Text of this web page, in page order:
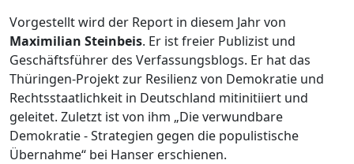
Vorgestellt wird der Report in diesem Jahr von
Maximilian Steinbeis. Er ist freier Publizist und
Geschäftsführer des Verfassungsblogs. Er hat das
Thüringen-Projekt zur Resilienz von Demokratie und
Rechtsstaatlichkeit in Deutschland mitinitiiert und
geleitet. Zuletzt ist von ihm „Die verwundbare
Demokratie - Strategien gegen die populistische
Übernahme“ bei Hanser erschienen.